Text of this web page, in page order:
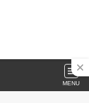
MENU